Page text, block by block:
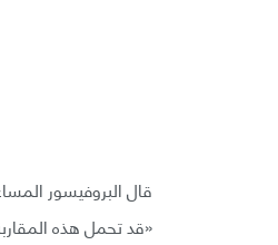
قال البروفيسور
«قد تحمل هذه